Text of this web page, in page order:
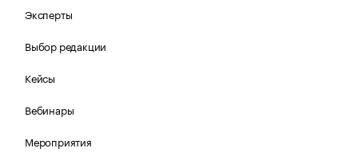
Эксперты
Выбор редакции
Кейсы
Вебинары
Мероприятия